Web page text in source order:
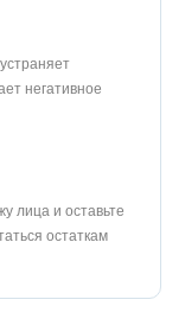
негативное
лица и оставьте
остаткам